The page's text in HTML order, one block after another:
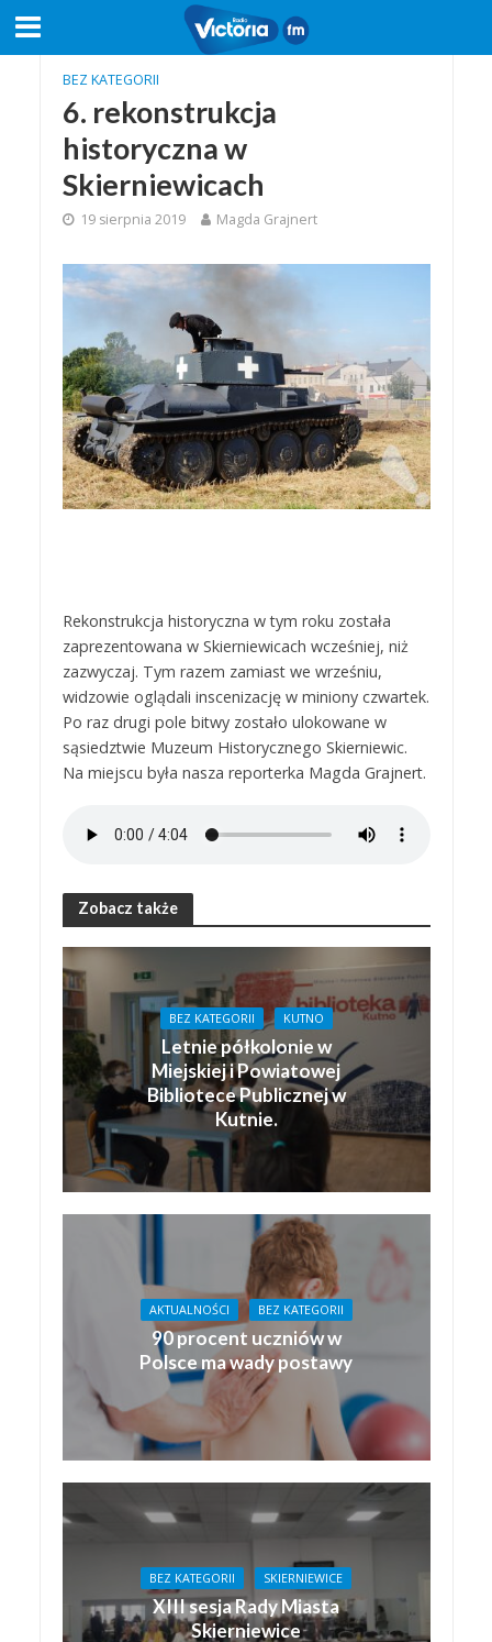
BEZ KATEGORII
6. rekonstrukcja
historyczna w
Skierniewicach
19 sierpnia 2019 Magda Grajnert
Rekonstrukcja historyczna w tym roku została
zaprezentowana w Skierniewicach wcześniej, niż
zazwyczaj. Tym razem zamiast we wrześniu,
widzowie oglądali inscenizację w miniony czwartek.
Po raz drugi pole bitwy zostało ulokowane w
sąsiedztwie Muzeum Historycznego Skierniewic.
Na miejscu była nasza reporterka Magda Grajnert.
Zobacz także
BEZ KATEGORII KUTNO
Letnie półkolonie w
Miejskiej i Powiatowej
Bibliotece Publicznej w
Kutnie.
AKTUALNOŚCI BEZ KATEGORII
90 procent uczniów w
Polsce ma wady postawy
BEZ KATEGORII SKIERNIEWICE
XIII sesja Rady Miasta
Skierniewice